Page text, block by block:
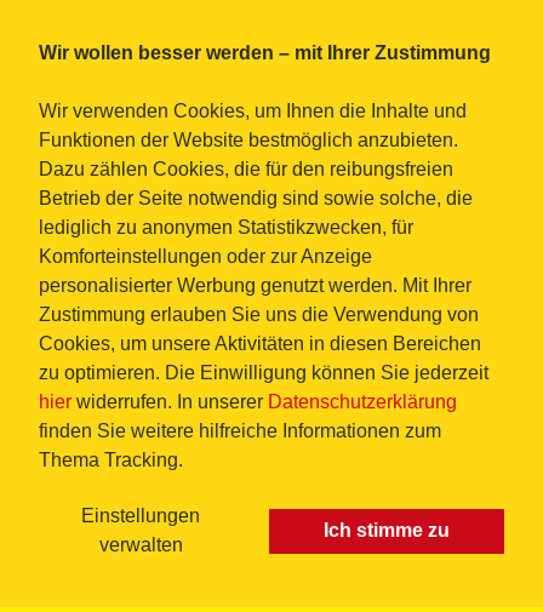
Wir wollen besser werden – mit Ihrer Zustimmung
Wir verwenden Cookies, um Ihnen die Inhalte und
Funktionen der Website bestmöglich anzubieten.
Dazu zählen Cookies, die für den reibungsfreien
Betrieb der Seite notwendig sind sowie solche, die
lediglich zu anonymen Statistikzwecken, für
Komforteinstellungen oder zur Anzeige
personalisierter Werbung genutzt werden. Mit Ihrer
Zustimmung erlauben Sie uns die Verwendung von
Cookies, um unsere Aktivitäten in diesen Bereichen
zu optimieren. Die Einwilligung können Sie jederzeit
hier widerrufen. In unserer Datenschutzerklärung
finden Sie weitere hilfreiche Informationen zum
Thema Tracking.
Einstellungen
verwalten
Ich stimme zu